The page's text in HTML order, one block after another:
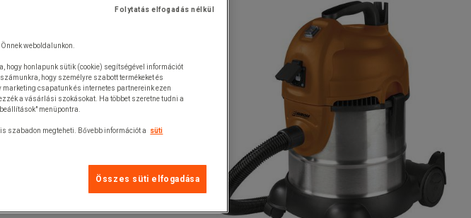
Folytatás elfogadás nélkül
weboldalunkon.
hogy honlapunk sütik (cookie) segítségével információt
hogy személyre szabott termékeket és
csapatunk és internetes partnereink ezen
a vásárlási szokásokat. Ha többet szeretne tudni a
menüpontra.
szabadon megteheti. Bővebb információt a
süti
Összes süti elfogadása